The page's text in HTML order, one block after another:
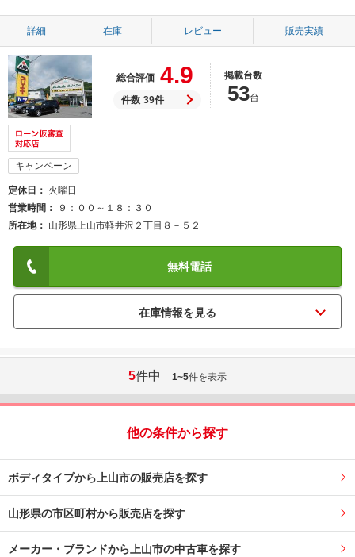
詳細 在庫 レビュー 販売実績
総合評価 4.9
件数 39件
掲載台数
53台
キャンペーン
定休日
火曜日
営業時間
９：００～１８：３０
所在地
山形県上山市軽井沢２丁目８－５２
無料電話
5件中 1~5件を表示
他の条件から探す
ボディタイプから上山市の販売店を探す
山形県の市区町村から販売店を探す
メーカー・ブランドから上山市の中古車を探す